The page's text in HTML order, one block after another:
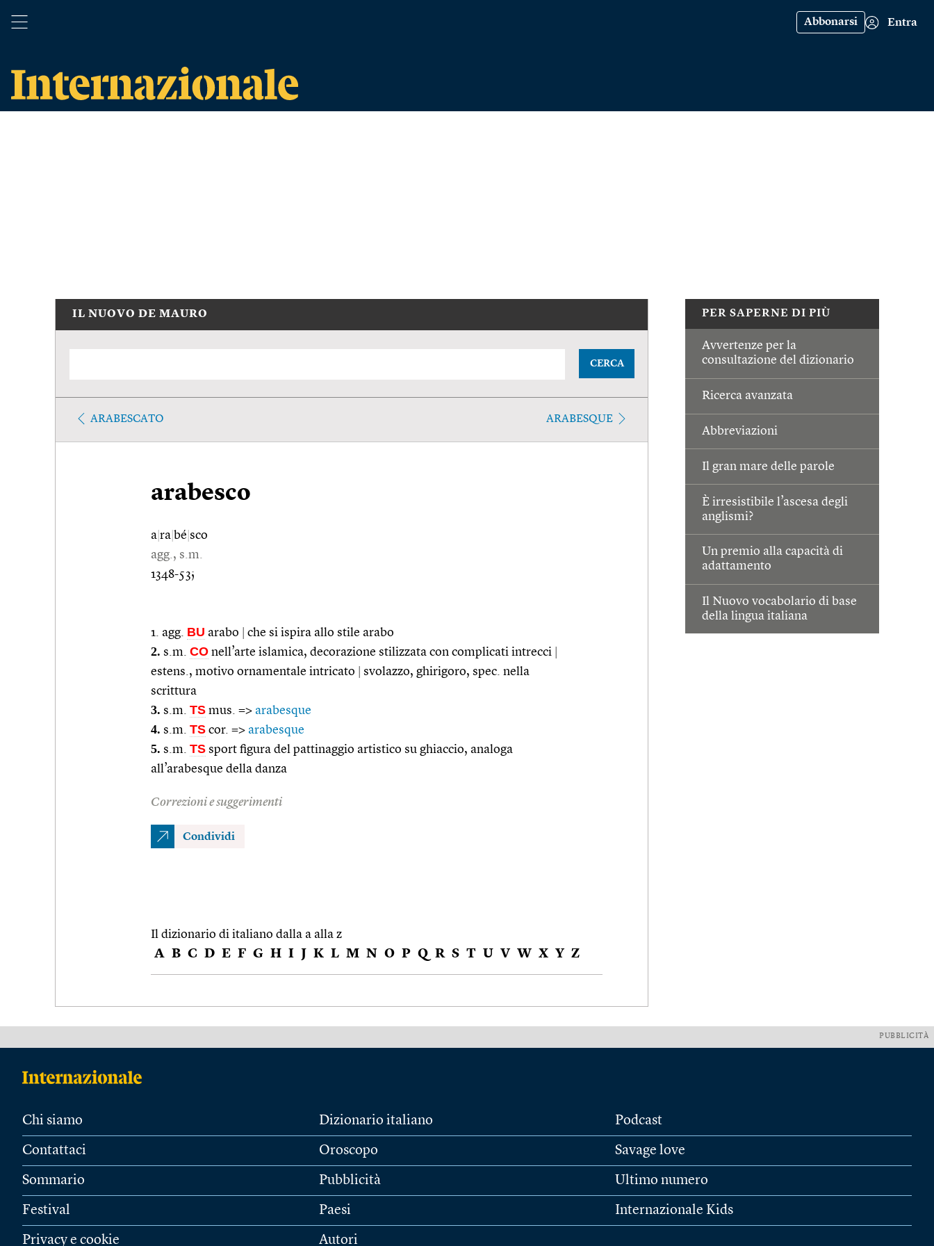
Abbonarsi Entra
PER SAPERNE DI PIÙ
Avvertenze per la
consultazione del dizionario
Ricerca avanzata
Abbreviazioni
Il gran mare delle parole
È irresistibile l’ascesa degli
anglismi?
Un premio alla capacità di
adattamento
Il Nuovo vocabolario di base
della lingua italiana
IL NUOVO DE MAURO
CERCA
ARABESCATO ARABESQUE
arabesco
a ra bé sco
agg., s.m.
1348-53;
1. agg. BU arabo che si ispira allo stile arabo
2. s.m. CO nell’arte islamica, decorazione stilizzata con complicati intrecci
estens., motivo ornamentale intricato
svolazzo, ghirigoro, spec. nella
scrittura
3. s.m. TS mus. => arabesque
4. s.m. TS cor. => arabesque
5. s.m. TS sport figura del pattinaggio artistico su ghiaccio, analoga
all’arabesque della danza
Correzioni e suggerimenti
Condividi
Il dizionario di italiano dalla a alla z
A B C D E F G H I J K L M N O P Q R S T U V W X Y Z
PUBBLICITÀ
Chi siamo
Contattaci
Sommario
Festival
Privacy e cookie
Dizionario italiano
Oroscopo
Pubblicità
Paesi
Autori
Podcast
Savage love
Ultimo numero
Internazionale Kids